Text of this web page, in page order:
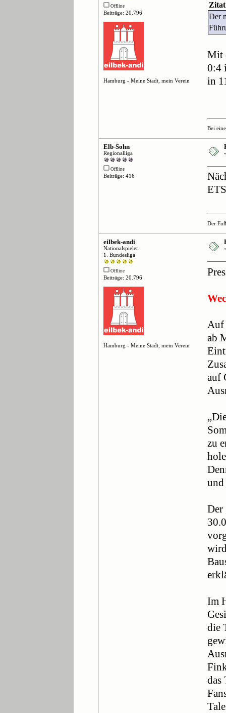
Offline
Beiträge: 20.796
Hamburg - Meine Stadt, mein Verein
Zitat
Der
Mit
0:4
in
Bei
Elb-Sohn
Regionalliga
Offline
Beiträge: 416
Der
eilbek-andi
Nationalspieler
1. Bundesliga
Offline
Beiträge: 20.796
Hamburg - Meine Stadt, mein Verein
Auf
ab
auf
zu
und
Der
Im
die
das